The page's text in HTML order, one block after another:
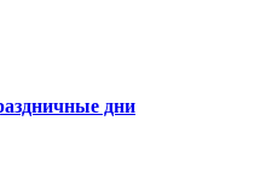
дни